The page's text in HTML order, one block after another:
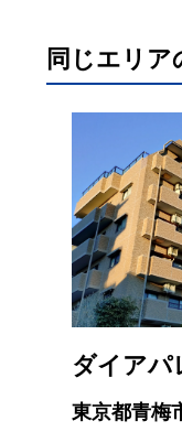
同じエリア
ダイアパ
東京都青梅